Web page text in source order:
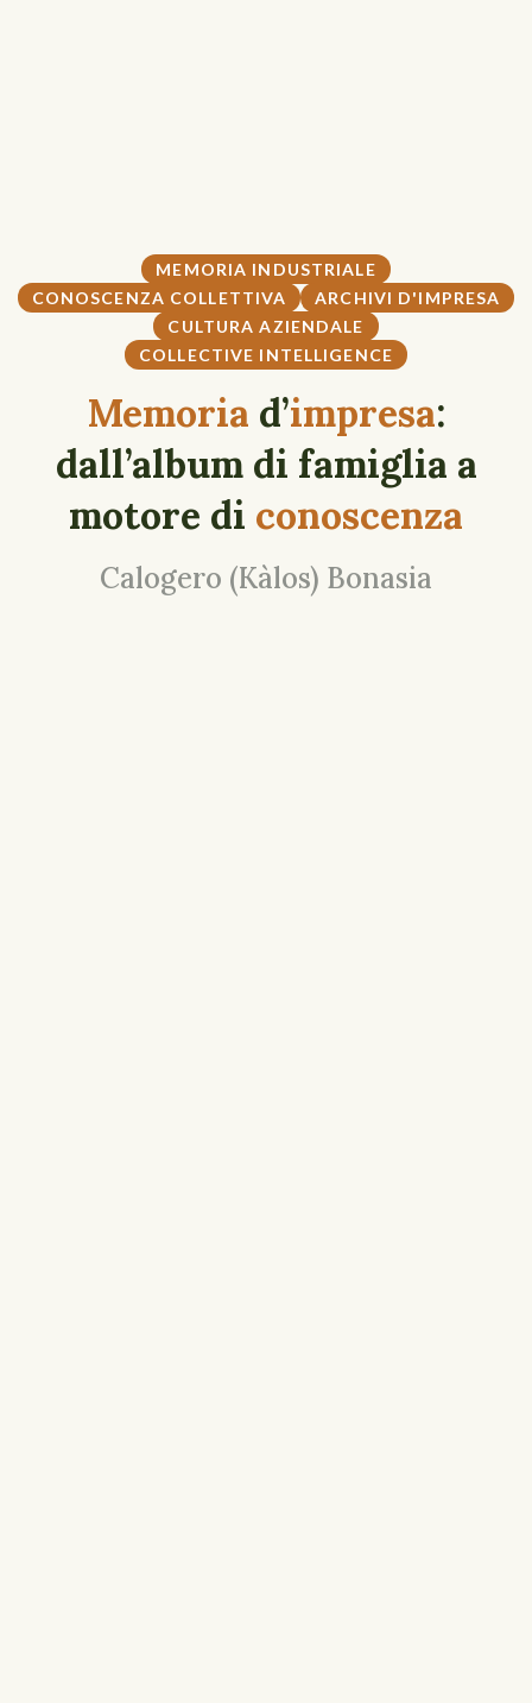
MEMORIA INDUSTRIALE
CONOSCENZA COLLETTIVA
ARCHIVI D'IMPRESA
CULTURA AZIENDALE
COLLECTIVE INTELLIGENCE
Memoria d’impresa:
dall’album di famiglia a
motore di conoscenza
Calogero (Kàlos) Bonasia